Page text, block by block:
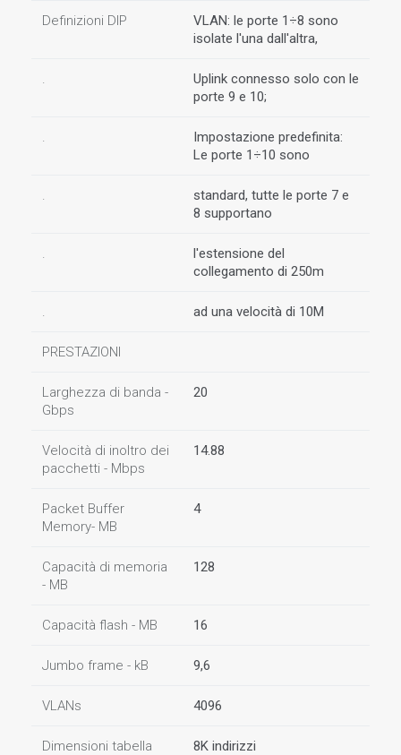
Definizioni DIP
VLAN: le porte 1÷8 sono
isolate l'una dall'altra,
.
Uplink connesso solo con le
porte 9 e 10;
.
Impostazione predefinita:
Le porte 1÷10 sono
.
standard, tutte le porte 7 e
8 supportano
.
l'estensione del
collegamento di 250m
. ad una velocità di 10M
PRESTAZIONI
Larghezza di banda -
Gbps
20
Velocità di inoltro dei
pacchetti - Mbps
14.88
Packet Buffer
Memory- MB
4
Capacità di memoria
- MB
128
Capacità flash - MB 16
Jumbo frame - kB 9,6
VLANs 4096
Dimensioni tabella
8K indirizzi